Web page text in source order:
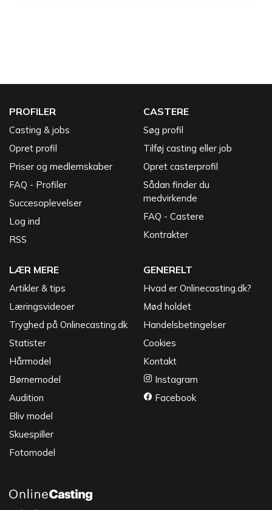
PROFILER
Casting & jobs
Opret profil
Priser og medlemskaber
FAQ - Profiler
Succesoplevelser
Log ind
RSS
CASTERE
Søg profil
Tilføj casting eller job
Opret casterprofil
Sådan finder du
medvirkende
FAQ - Castere
Kontrakter
LÆR MERE
Artikler & tips
Læringsvideoer
Tryghed på Onlinecasting.dk
Statister
Hårmodel
Børnemodel
Audition
Bliv model
Skuespiller
Fotomodel
GENERELT
Hvad er Onlinecasting.dk?
Mød holdet
Handelsbetingelser
Cookies
Kontakt
Instagram
Facebook